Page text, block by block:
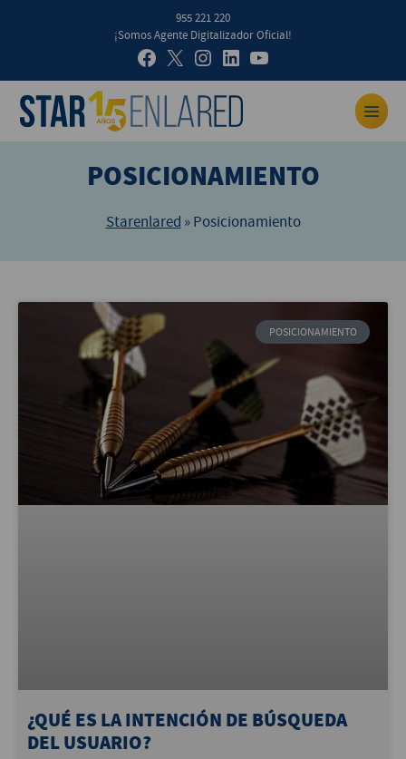
955 221 220
¡Somos Agente Digitalizador Oficial!
POSICIONAMIENTO
Starenlared »Posicionamiento
POSICIONAMIENTO
¿QUÉ ES LA INTENCIÓN DE BÚSQUEDA
DEL USUARIO?